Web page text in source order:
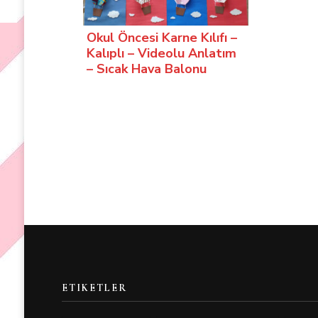
Okul Öncesi Karne Kılıfı –
Kalıplı – Videolu Anlatım
– Sıcak Hava Balonu
ETIKETLER